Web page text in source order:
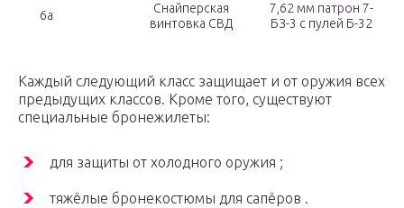
6а
Снайперская
винтовка СВД
7,62 мм патрон 7-
БЗ-3 с пулей Б-32
Каждый следующий класс защищает и от оружия всех
предыдущих классов. Кроме того, существуют
специальные бронежилеты:
для защиты от холодного оружия ;
тяжёлые бронекостюмы для сапёров .